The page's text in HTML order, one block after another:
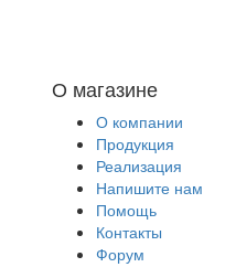
О магазине
О компании
Продукция
Реализация
Напишите нам
Помощь
Контакты
Форум